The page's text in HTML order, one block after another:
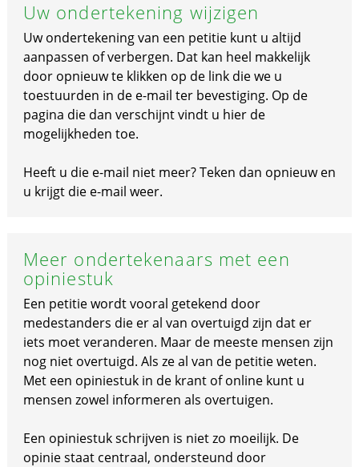
Uw ondertekening wijzigen
Uw ondertekening van een petitie kunt u altijd
aanpassen of verbergen. Dat kan heel makkelijk
door opnieuw te klikken op de link die we u
toestuurden in de e-mail ter bevestiging. Op de
pagina die dan verschijnt vindt u hier de
mogelijkheden toe.
Heeft u die e-mail niet meer? Teken dan opnieuw en
u krijgt die e-mail weer.
Meer ondertekenaars met een
opiniestuk
Een petitie wordt vooral getekend door
medestanders die er al van overtuigd zijn dat er
iets moet veranderen. Maar de meeste mensen zijn
nog niet overtuigd. Als ze al van de petitie weten.
Met een opiniestuk in de krant of online kunt u
mensen zowel informeren als overtuigen.
Een opiniestuk schrijven is niet zo moeilijk. De
opinie staat centraal, ondersteund door